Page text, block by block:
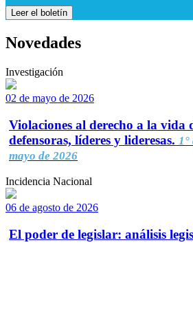
Leer el boletín
Novedades
Investigación
02 de mayo de 2026
Violaciones al derecho a la vida
defensoras, líderes y lideresas.
mayo de 2026
Incidencia Nacional
06 de agosto de 2026
El poder de legislar: análisis